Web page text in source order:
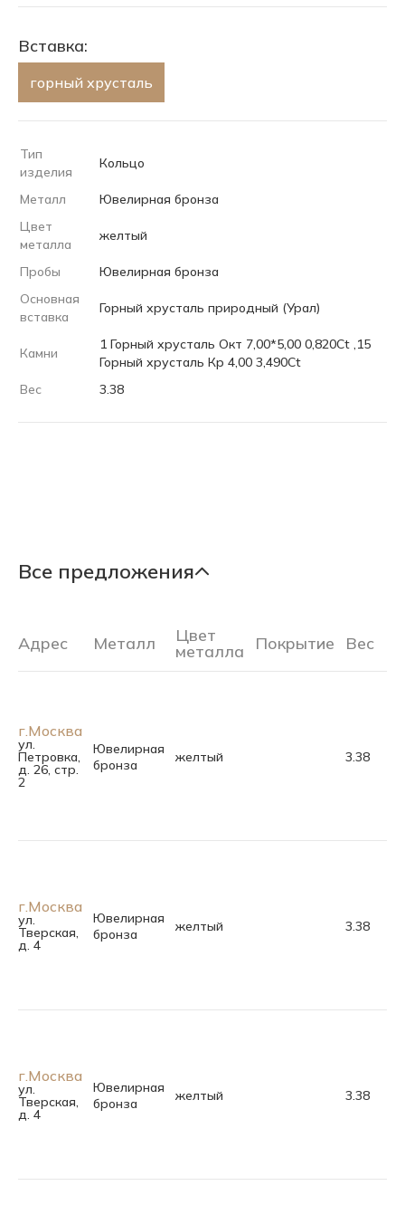
Вставка:
горный хрусталь
Тип
изделия
Кольцо
Металл
Ювелирная бронза
Цвет
металла
желтый
Пробы
Ювелирная бронза
Основная
вставка
Горный хрусталь природный (Урал)
Камни
1 Горный хрусталь Окт 7,00*5,00 0,820Ct ,15
Горный хрусталь Кр 4,00 3,490Ct
Вес
3.38
Все предложения
Адрес Металл Цвет
металла Покрытие Вес
г.Москва
ул.
Петровка,
д. 26, стр.
2
Ювелирная
бронза
желтый 3.38
г.Москва
ул.
Тверская,
д. 4
Ювелирная
бронза
желтый 3.38
г.Москва
ул.
Тверская,
д. 4
Ювелирная
бронза
желтый 3.38